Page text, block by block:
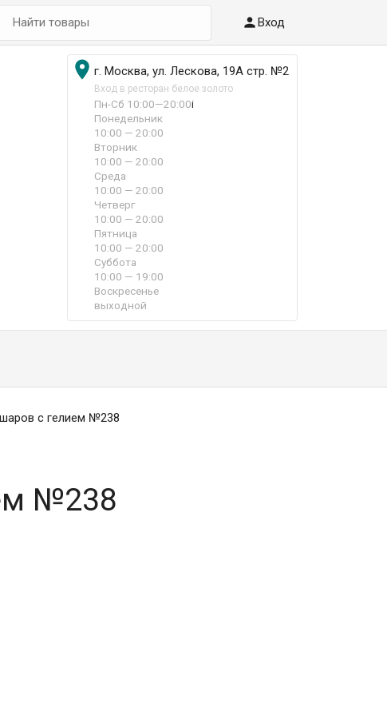
Вход
 г. Москва, ул. Лескова, 19А стр. №2
Вход в ресторан белое золото
Пн-Сб 10:00—20:00i
Понедельник
10:00 — 20:00
Вторник
10:00 — 20:00
Среда
10:00 — 20:00
Четверг
10:00 — 20:00
Пятница
10:00 — 20:00
Суббота
10:00 — 19:00
Воскресенье
выходной
с гелием №238
№238